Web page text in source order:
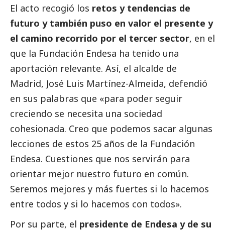
El acto recogió los retos y tendencias de
futuro y también puso en valor el presente y
el camino recorrido por el tercer sector, en el
que la Fundación Endesa ha tenido una
aportación relevante. Así, el alcalde de
Madrid, José Luis Martínez-Almeida, defendió
en sus palabras que «para poder seguir
creciendo se necesita una sociedad
cohesionada. Creo que podemos sacar algunas
lecciones de estos 25 años de la Fundación
Endesa. Cuestiones que nos servirán para
orientar mejor nuestro futuro en común.
Seremos mejores y más fuertes si lo hacemos
entre todos y si lo hacemos con todos».
Por su parte, el presidente de Endesa y de su